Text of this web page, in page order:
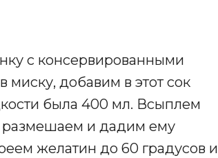
с консервированными
миску, добавим в этот сок
была 400 мл. Всыплем
размешаем и дадим ему
желатин до 60 градусов и